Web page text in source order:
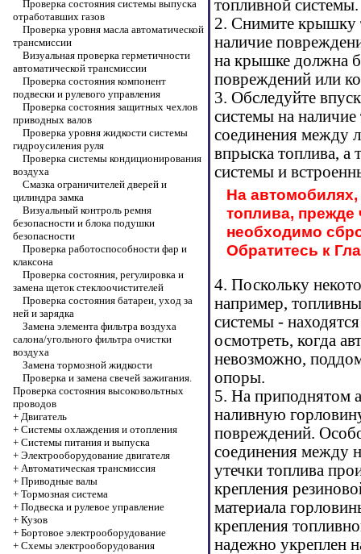
Проверка состояния системы выпуска
отработавших газов
Проверка уровня масла автоматической
трансмиссии
Визуальная проверка герметичности
автоматической трансмиссии
Проверка состояния компонент
подвески и рулевого управления
Проверка состояния защитных чехлов
приводных валов
Проверка уровня жидкости системы
гидроусиления руля
Проверка системы кондиционирования
воздуха
Смазка ограничителей дверей и
цилиндра замка
Визуальный контроль ремня
безопасности и блока подушки
безопасности
Проверка работоспособности фар и
клаксона
Проверка состояния, регулировка и
замена щеток стеклоочистителей
Проверка состояния батареи, уход за
ней и зарядка
Замена элемента фильтра воздуха
салона/угольного фильтра очистки
воздуха
Замена тормозной жидкости
Проверка и замена свечей зажигания.
Проверка состояния высоковольтных
проводов
+ Двигатель
+ Системы охлаждения и отопления
+ Системы питания и выпуска
+ Электрооборудование двигателя
+ Автоматическая трансмиссия
+ Приводные валы
+ Тормозная система
+ Подвеска и рулевое управление
+ Кузов
+ Бортовое электрооборудование
+ Cхемы электрооборудования
топливной системы.
2. Снимите крышку
наличие
на крышке должна
повреждений или
3. Обследуйте
системы на
соединения между
впрыска топлива,
системы и
На
топлива,
необходимо
Обратитесь к
4. Поскольку
например,
системы -
осмотреть, когда
невозможно,
опоры.
5. На приподнятом
наливную
повреждений.
соединения между
утечки топлива
крепления
материала
крепления
надежно укреплен